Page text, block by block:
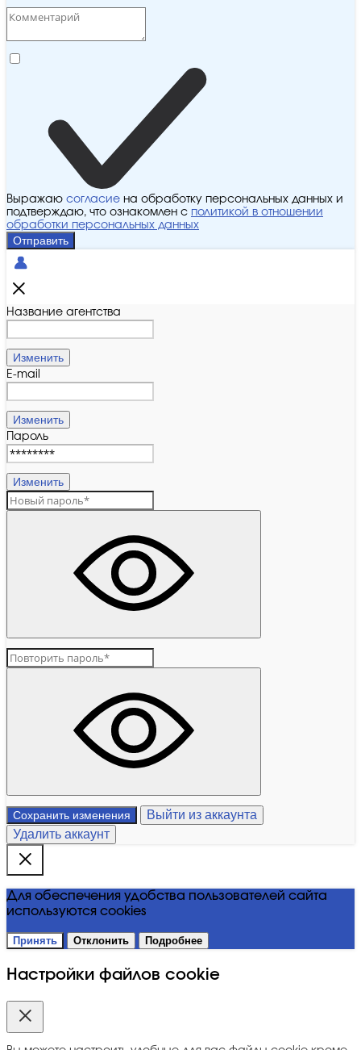
Выражаю согласие на обработку персональных данных и
подтверждаю, что ознакомлен с политикой в отношении
обработки персональных данных
Отправить
Название агентства
Изменить
E-mail
Изменить
Пароль
Изменить
Сохранить изменения
Выйти из аккаунта
Удалить аккаунт
Для обеспечения удобства пользователей сайта
используются cookies
Принять Отклонить Подробнее
Настройки файлов cookie